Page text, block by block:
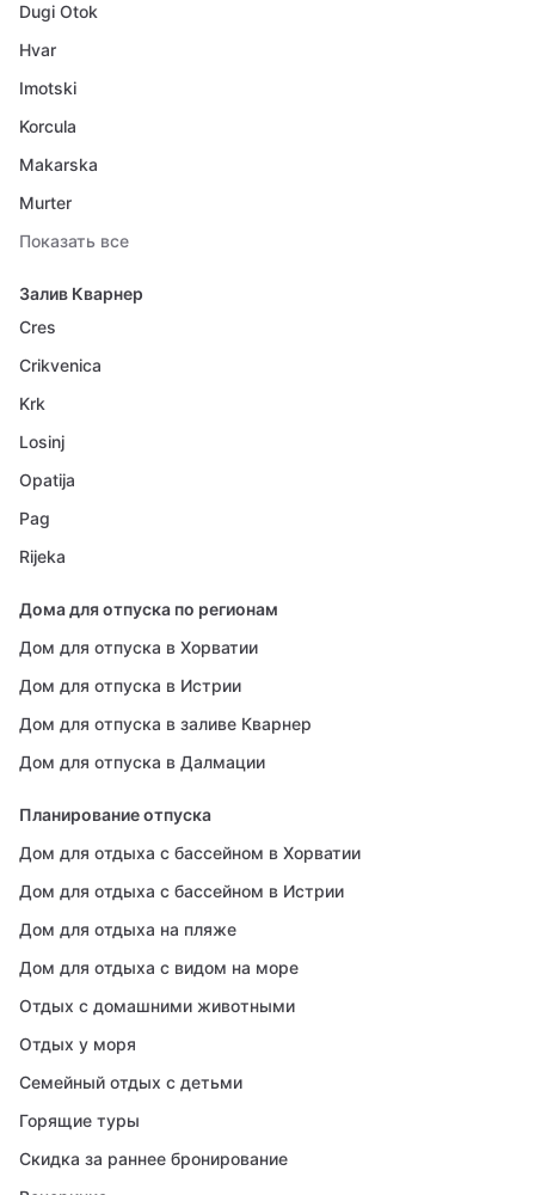
Dugi Otok
Hvar
Imotski
Korcula
Makarska
Murter
Показать все
Залив Кварнер
Cres
Crikvenica
Krk
Losinj
Opatija
Pag
Rijeka
Дома для отпуска по регионам
Дом для отпуска в Хорватии
Дом для отпуска в Истрии
Дом для отпуска в заливе Кварнер
Дом для отпуска в Далмации
Планирование отпуска
Дом для отдыха с бассейном в Хорватии
Дом для отдыха с бассейном в Истрии
Дом для отдыха на пляже
Дом для отдыха с видом на море
Отдых с домашними животными
Отдых у моря
Семейный отдых с детьми
Горящие туры
Скидка за раннее бронирование